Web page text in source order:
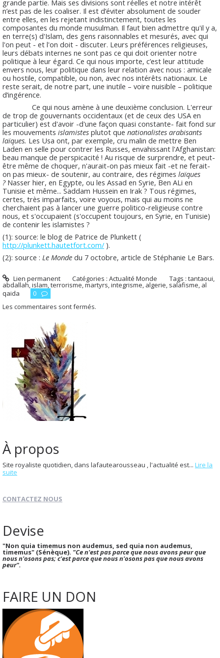
grande partie. Mais ses divisions sont réelles et notre intérêt
n’est pas de les coaliser. Il est d’éviter absolument de souder
entre elles, en les rejetant indistinctement, toutes les
composantes du monde musulman. Il faut bien admettre qu'il y a,
en terre(s) d'Islam, des gens raisonnables et mesurés, avec qui
l'on peut - et l'on doit - discuter. Leurs préférences religieuses,
leurs débats internes ne sont pas ce qui doit orienter notre
politique à leur égard. Ce qui nous importe, c’est leur attitude
envers nous, leur politique dans leur relation avec nous : amicale
ou hostile, compatible, ou non, avec nos intérêts nationaux. Le
reste serait, de notre part, une inutile – voire nuisible – politique
d’ingérence.
Ce qui nous amène à une deuxième conclusion. L'erreur
de trop de gouvernants occidentaux (et de ceux des USA en
particulier) est d'avoir -d'une façon quasi constante- fait fond sur
les mouvements islamistes plutot que nationalistes arabisants
laïques. Les Usa ont, par exemple, cru malin de mettre Ben
Laden en selle pour contrer les Russes, envahissant l'Afghanistan:
beau manque de perspicacité ! Au risque de surprendre, et peut-
être même de choquer, n'aurait-on pas mieux fait -et ne ferait-
on pas mieux- de soutenir, au contraire, des régimes laïques
?Nasser hier, en Egypte, ou les Assad en Syrie, Ben ALi en
Tunisie et même... Saddam Hussein en Irak ? Tous régimes,
certes, très imparfaits, voire voyous, mais qui au moins ne
cherchaient pas à lancer une guerre politico-religieuse contre
nous, et s'occupaient (s'occupent toujours, en Syrie, en Tunisie)
de contenir les islamistes ?
(1): source: le blog de Patrice de Plunkett (
http://plunkett.hautetfort.com/ ).
(2): source : Le Monde du 7 octobre, article de Stéphanie Le Bars.
Lien permanent Catégories :Actualité Monde Tags :tantaoui,
abdallah,islam,terrorisme,martyrs,integrisme, algerie, salafisme, al
qaida
0
Les commentaires sont fermés.
À propos
Site royaliste quotidien, dans lafautearousseau , l'actualité est... Lire la
suite
CONTACTEZ NOUS
Devise
"Non quia timemus non audemus, sed quia non audemus,
timemus" (Sénèque). "Ce n'est pas parce que nous avons peur que
nous n'osons pas; c'est parce que nous n'osons pas que nous avons
peur".
FAIRE UN DON